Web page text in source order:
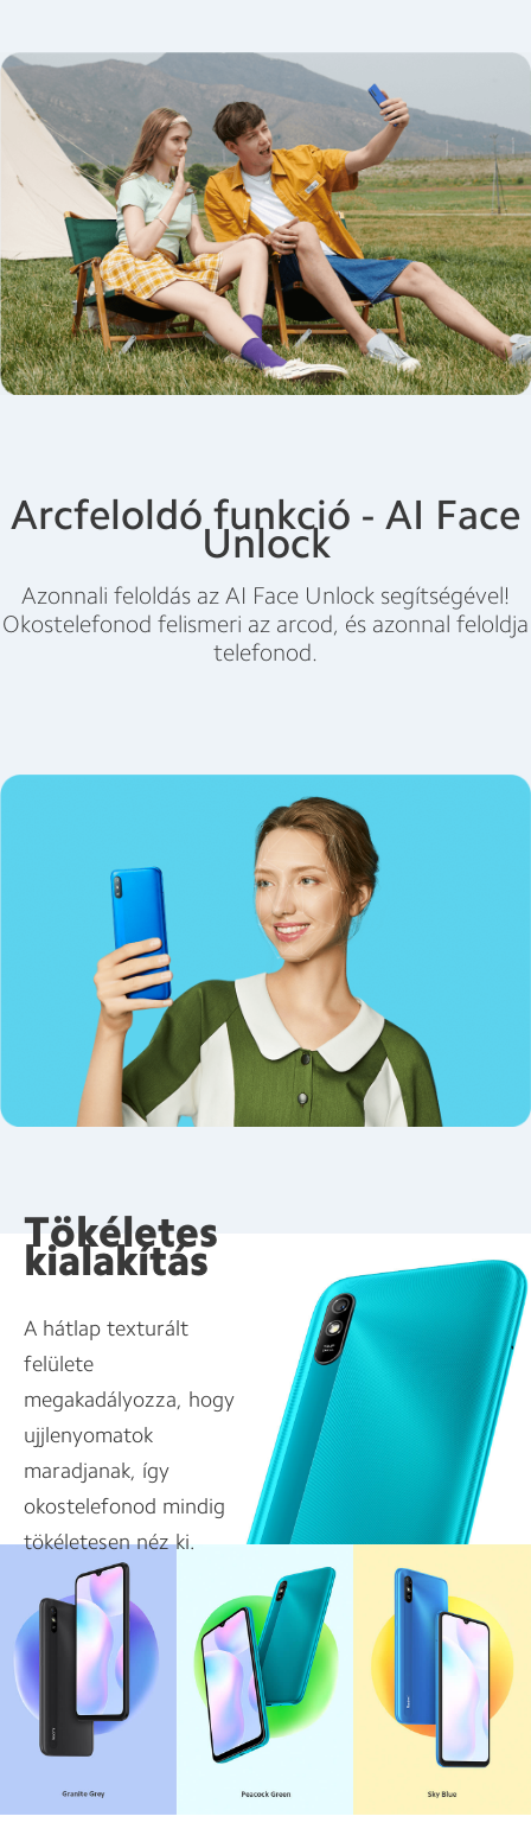
Arcfeloldó funkció - AI Face
Unlock
Azonnali feloldás az AI Face Unlock segítségével!
Okostelefonod felismeri az arcod, és azonnal feloldja
telefonod.
Tökéletes
kialakítás
A hátlap texturált
felülete
megakadályozza, hogy
ujjlenyomatok
maradjanak, így
okostelefonod mindig
tökéletesen néz ki.